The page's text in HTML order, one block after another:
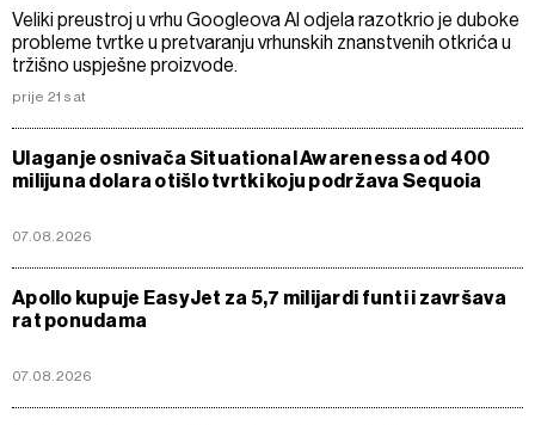
Veliki preustroj u vrhu Googleova AI odjela razotkrio je duboke
probleme tvrtke u pretvaranju vrhunskih znanstvenih otkrića u
tržišno uspješne proizvode.
prije 21 sat
Ulaganje osnivača Situational Awarenessa od 400
milijuna dolara otišlo tvrtki koju podržava Sequoia
07.08.2026
Apollo kupuje EasyJet za 5,7 milijardi funti i završava
rat ponudama
07.08.2026